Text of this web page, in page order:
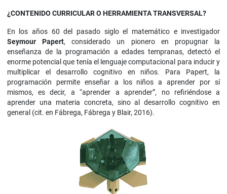
¿CONTENIDO CURRICULAR O HERRAMIENTA TRANSVERSAL?
En los años 60 del pasado siglo el matemático e investigador
Seymour Papert, considerado un pionero en propugnar la
enseñanza de la programación a edades tempranas, detectó el
enorme potencial que tenía el lenguaje computacional para inducir y
multiplicar el desarrollo cognitivo en niños. Para Papert, la
programación permite enseñar a los niños a aprender por sí
mismos, es decir, a “aprender a aprender”, no refiriéndose a
aprender una materia concreta, sino al desarrollo cognitivo en
general (cit. en Fábrega, Fábrega y Blair, 2016).